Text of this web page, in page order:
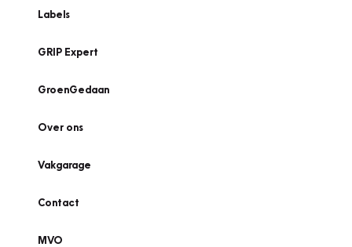
Labels
GRIP Expert
GroenGedaan
Over ons
Vakgarage
Contact
MVO